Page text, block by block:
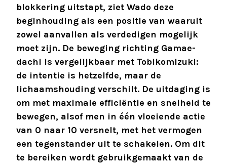
blokkering uitstapt, ziet Wado deze
beginhouding als een positie van waaruit
zowel aanvallen als verdedigen mogelijk
moet zijn. De beweging richting Gamae-
dachi is vergelijkbaar met Tobikomizuki:
de intentie is hetzelfde, maar de
lichaamshouding verschilt. De uitdaging is
om met maximale efficiëntie en snelheid te
bewegen, alsof men in één vloeiende actie
van 0 naar 10 versnelt, met het vermogen
een tegenstander uit te schakelen. Om dit
te bereiken wordt gebruikgemaakt van de